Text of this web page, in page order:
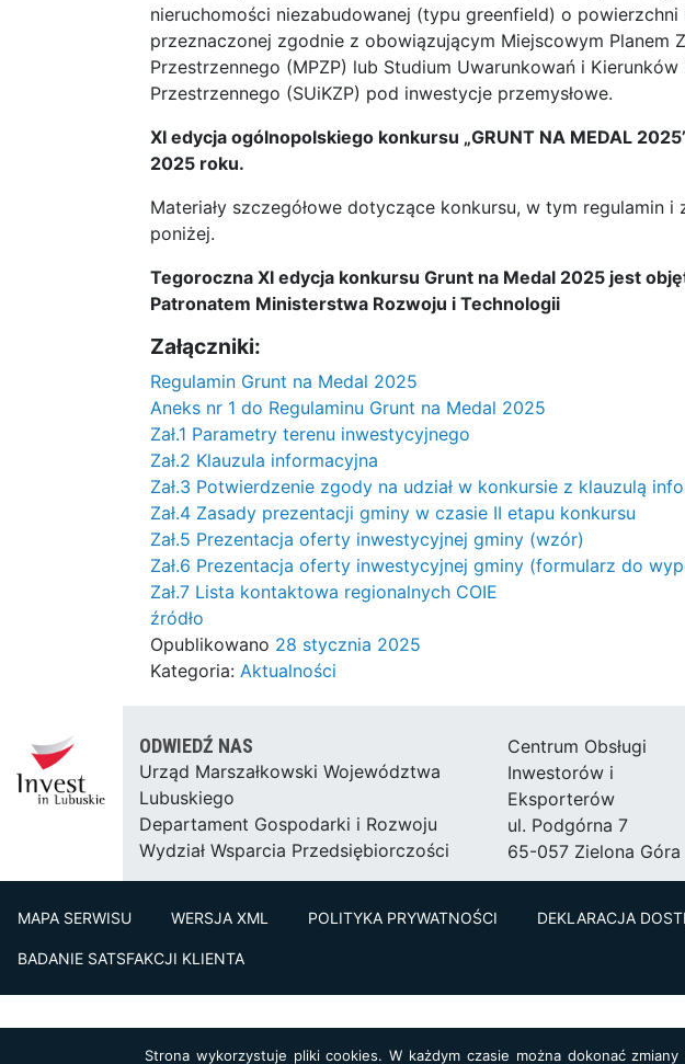
nieruchomości niezabudowanej (typu greenfield) o powierzchni
przeznaczonej zgodnie z obowiązującym Miejscowym Planem
Przestrzennego (MPZP) lub Studium Uwarunkowań i
Przestrzennego (SUiKZP) pod inwestycje przemysłowe.
XI edycja ogólnopolskiego konkursu „GRUNT NA MEDAL
2025 roku.
Materiały szczegółowe dotyczące konkursu, w tym regulamin i
poniżej.
Tegoroczna XI edycja konkursu Grunt na Medal 2025 jest
Patronatem Ministerstwa Rozwoju i Technologii
Załączniki:
Regulamin Grunt na Medal 2025
Aneks nr 1 do Regulaminu Grunt na Medal 2025
Zał.1 Parametry terenu inwestycyjnego
Zał.2 Klauzula informacyjna
Zał.3 Potwierdzenie zgody na udział w konkursie z klauzulą
Zał.4 Zasady prezentacji gminy w czasie II etapu konkursu
Zał.5 Prezentacja oferty inwestycyjnej gminy (wzór)
Zał.6 Prezentacja oferty inwestycyjnej gminy (formularz do
Zał.7 Lista kontaktowa regionalnych COIE
źródło
Opublikowano 28 stycznia 2025
Kategoria: Aktualności
ODWIEDŹ NAS
Urząd Marszałkowski Województwa
Lubuskiego
Departament Gospodarki i Rozwoju
Wydział Wsparcia Przedsiębiorczości
Centrum Obsługi
Inwestorów i
Eksporterów
ul. Podgórna 7
65-057 Zielona Góra
MAPA SERWISU WERSJA XML POLITYKA PRYWATNOŚCI DEKLARACJA
BADANIE SATSFAKCJI KLIENTA
Strona wykorzystuje pliki cookies. W każdym czasie można dokonać